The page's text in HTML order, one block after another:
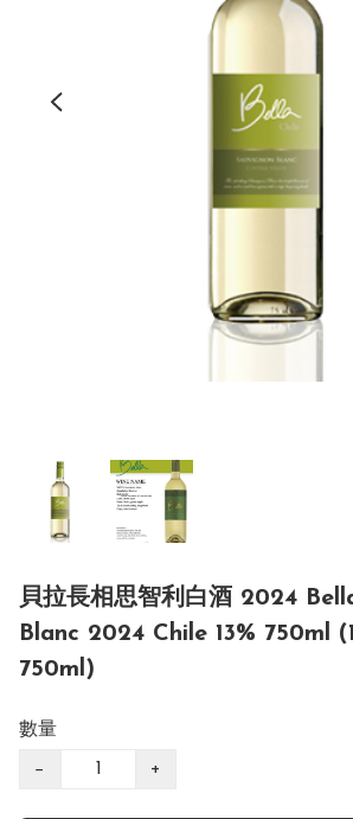
貝拉長相思智利白酒 2024
Blanc 2024 Chile 13% 750ml
750ml)
數量
− +